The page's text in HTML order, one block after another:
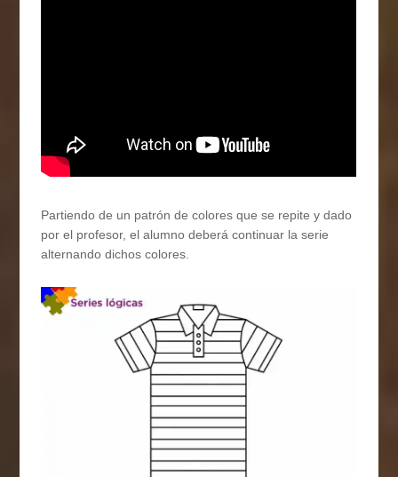
Partiendo de un patrón de colores que se repite y dado
por el profesor, el alumno deberá continuar la serie
alternando dichos colores.